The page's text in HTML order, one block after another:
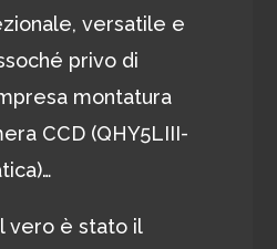
versatile e
privo di
montatura
CCD (QHY5LIII-
vero è stato il